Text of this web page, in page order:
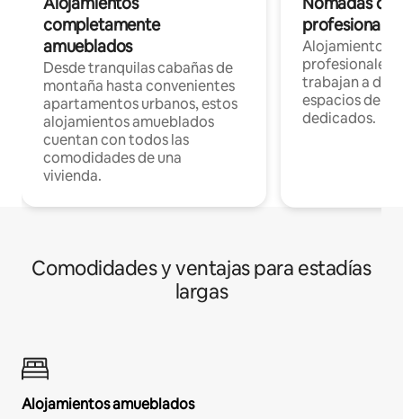
completamente
amueblados
Desde tranquilas cabañas de
montaña hasta convenientes
apartamentos urbanos, estos
alojamientos amueblados
cuentan con todos las
comodidades de una
vivienda.
Alojamientos
profesionales
trabajan a
espacios de
dedicados.
Comodidades y ventajas para estadías
largas
Alojamientos amueblados